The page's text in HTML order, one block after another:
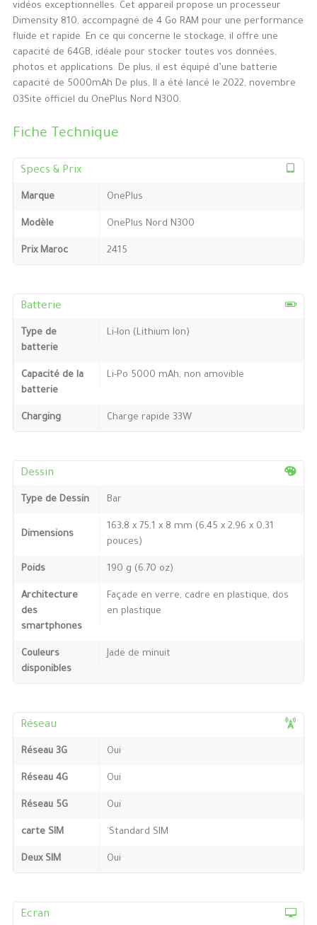
vidéos exceptionnelles. Cet appareil propose un processeur
Dimensity 810, accompagné de 4 Go RAM pour une performance
fluide et rapide. En ce qui concerne le stockage, il offre une
capacité de 64GB, idéale pour stocker toutes vos données,
photos et applications. De plus, il est équipé d’une batterie
capacité de 5000mAh De plus, Il a été lancé le 2022, novembre
03Site officiel du OnePlus Nord N300.
Fiche Technique
Specs & Prix
Marque OnePlus
Modèle OnePlus Nord N300
Prix Maroc 2415
Batterie
Type de
batterie
Li-Ion (Lithium Ion)
Capacité de la
batterie
Li-Po 5000 mAh, non amovible
Charging Charge rapide 33W
Dessin
Type de Dessin Bar
Dimensions
163,8 x 75,1 x 8 mm (6,45 x 2,96 x 0,31
pouces)
Poids 190 g (6.70 oz)
Architecture
des
smartphones
Façade en verre, cadre en plastique, dos
en plastique
Couleurs
disponibles
Jade de minuit
Réseau
Réseau 3G Oui
Réseau 4G Oui
Réseau 5G Oui
carte SIM `Standard SIM
Deux SIM Oui
Ecran